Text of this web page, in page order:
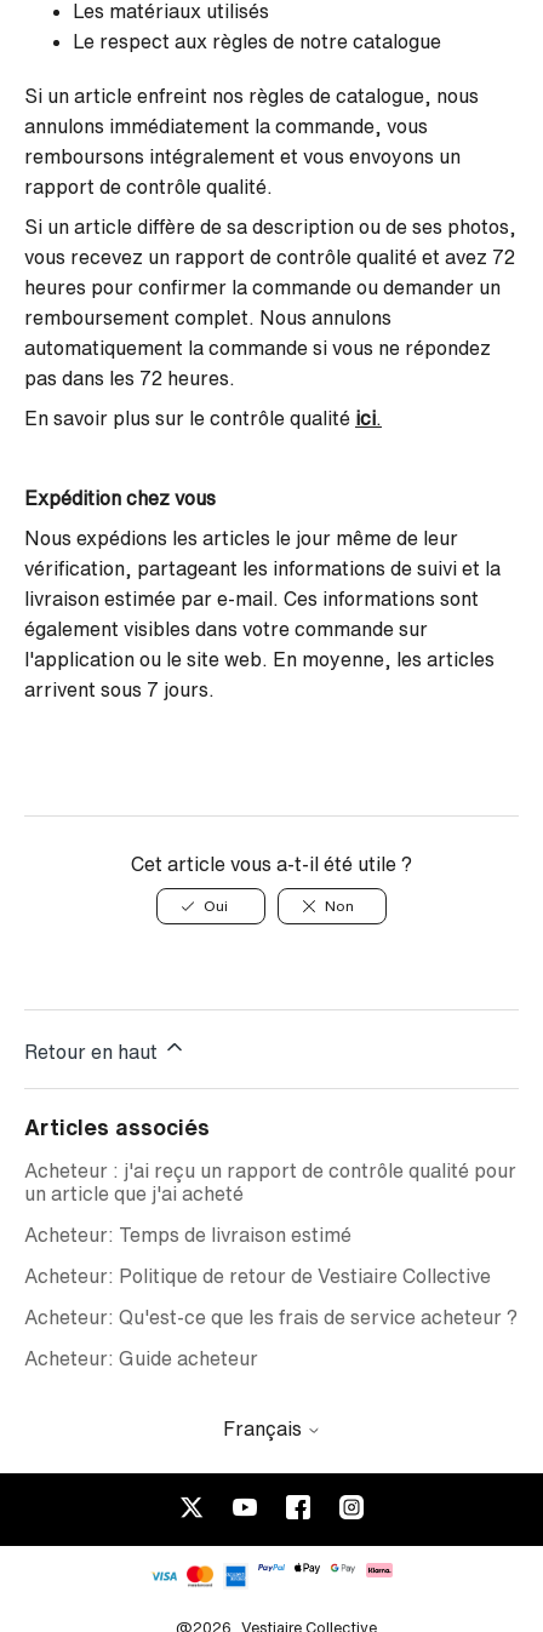
Les matériaux utilisés
Le respect aux règles de notre catalogue
Si un article enfreint nos règles de catalogue, nous
annulons immédiatement la commande, vous
remboursons intégralement et vous envoyons un
rapport de contrôle qualité.
Si un article diffère de sa description ou de ses photos,
vous recevez un rapport de contrôle qualité et avez 72
heures pour confirmer la commande ou demander un
remboursement complet. Nous annulons
automatiquement la commande si vous ne répondez
pas dans les 72 heures.
En savoir plus sur le contrôle qualité ici
Expédition chez vous
Nous expédions les articles le jour même de leur
vérification, partageant les informations de suivi et la
livraison estimée par e-mail. Ces informations sont
également visibles dans votre commande sur
l'application ou le site web. En moyenne, les articles
arrivent sous 7 jours.
Cet article vous a-t-il été utile ?
Oui Non
Retour en haut
Articles associés
Acheteur : j'ai reçu un rapport de contrôle qualité pour
un article que j'ai acheté
Acheteur: Temps de livraison estimé
Acheteur: Politique de retour de Vestiaire Collective
Acheteur: Qu'est-ce que les frais de service acheteur ?
Acheteur: Guide acheteur
Français
@2026 Vestiaire Collective